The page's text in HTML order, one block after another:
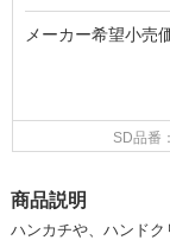
メーカー希望小売
SD品番
商品説明
ハンカチや、ハンド